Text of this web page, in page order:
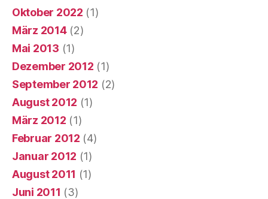
Oktober 2022 (1)
März 2014(2)
Mai 2013 (1)
Dezember 2012 (1)
September 2012 (2)
August 2012 (1)
März 2012 (1)
Februar 2012 (4)
Januar 2012 (1)
August 2011 (1)
Juni 2011 (3)